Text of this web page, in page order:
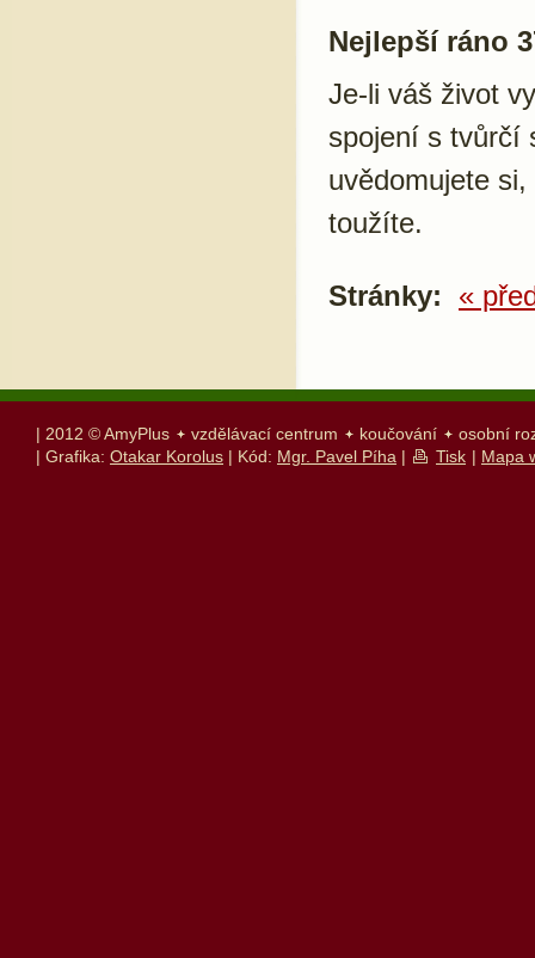
Nejlepší ráno
Je-li váš život
spojení s tvůrčí
uvědomujete
toužíte.
Stránky: «
| 2012 © AmyPlus vzdělávací centrum koučování
osobní
| Grafika: Otakar Korolus | Kód: Mgr. Pavel Píha | Tisk | Mapa